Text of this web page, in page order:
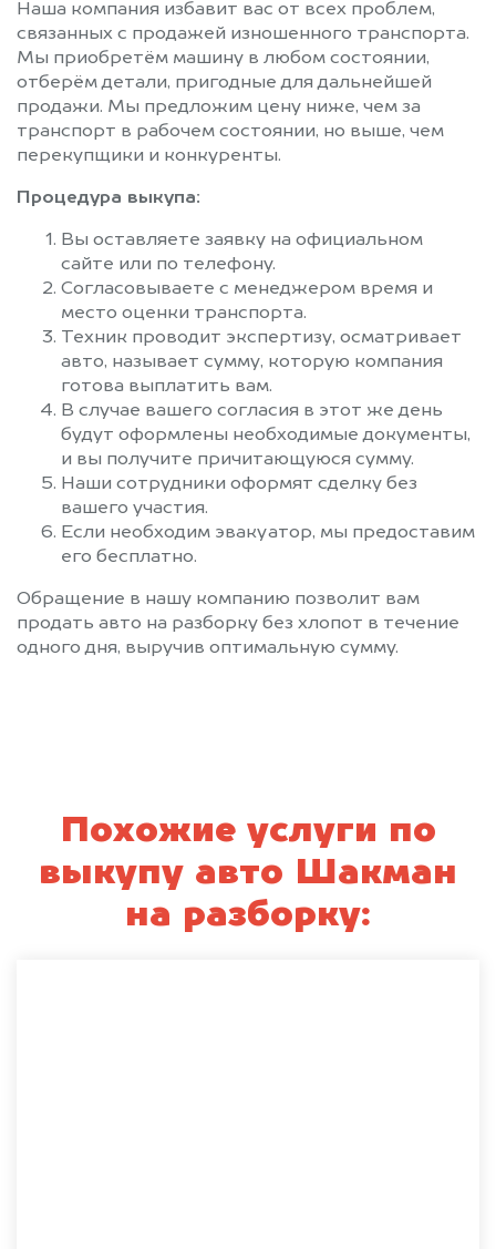
Наша компания избавит вас от всех проблем,
связанных с продажей изношенного транспорта.
Мы приобретём машину в любом состоянии,
отберём детали, пригодные для дальнейшей
продажи. Мы предложим цену ниже, чем за
транспорт в рабочем состоянии, но выше, чем
перекупщики и конкуренты.
Процедура выкупа:
Вы оставляете заявку на официальном
сайте или по телефону.
Согласовываете с менеджером время и
место оценки транспорта.
Техник проводит экспертизу, осматривает
авто, называет сумму, которую компания
готова выплатить вам.
В случае вашего согласия в этот же день
будут оформлены необходимые документы,
и вы получите причитающуюся сумму.
Наши сотрудники оформят сделку без
вашего участия.
Если необходим эвакуатор, мы предоставим
его бесплатно.
Обращение в нашу компанию позволит вам
продать авто на разборку без хлопот в течение
одного дня, выручив оптимальную сумму.
Похожие услуги по
выкупу авто Шакман
на разборку: